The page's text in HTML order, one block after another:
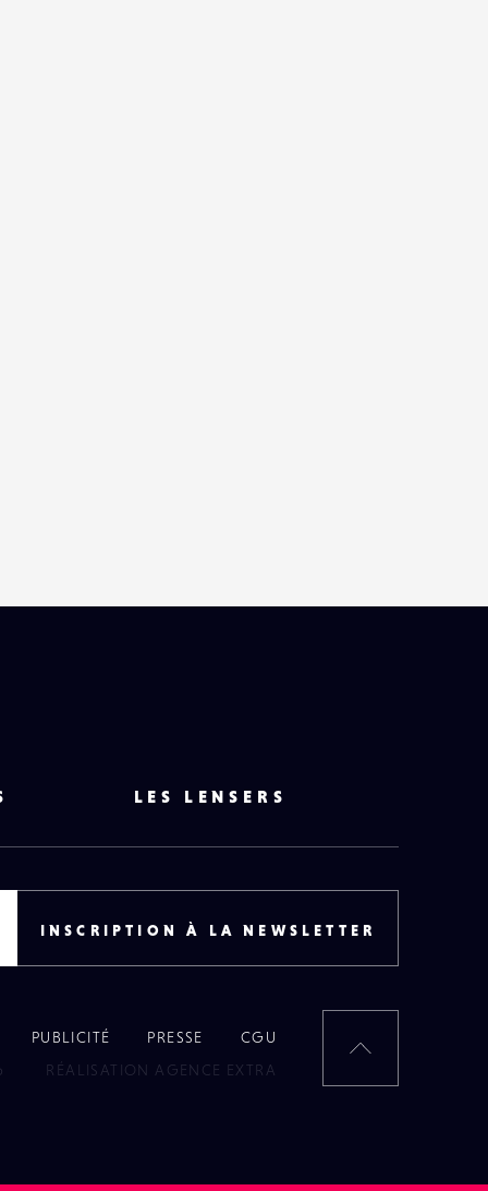
LES LENSERS
INSCRIPTION À LA NEWSLETTER
PUBLICITÉ PRESSE
CGU
RÉALISATION AGENCE EXTRA